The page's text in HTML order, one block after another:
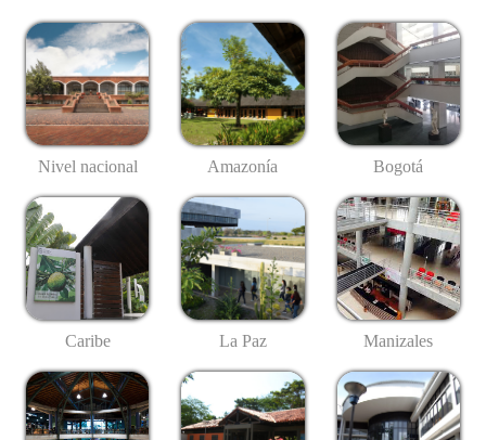
Nivel nacional Amazonía Bogotá
Caribe La Paz Manizales